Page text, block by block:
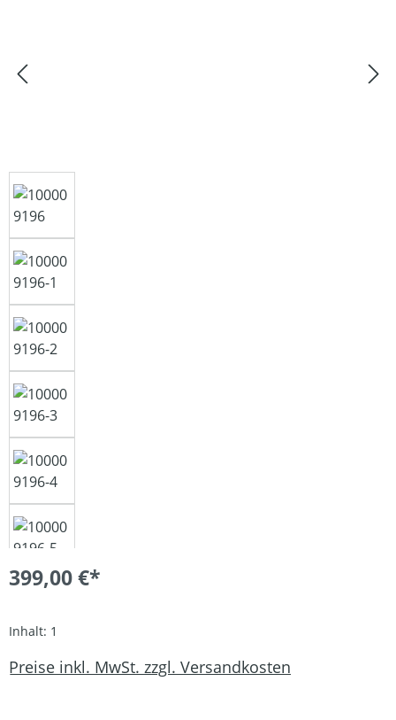
399,00 €*
Inhalt: 1
Preise inkl. MwSt. zzgl. Versandkosten